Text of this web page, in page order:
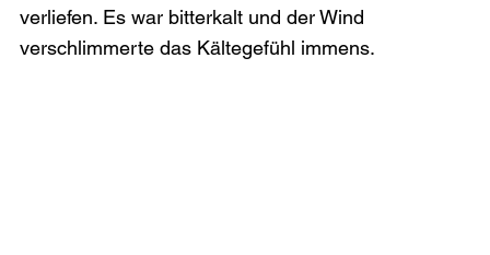
verliefen. Es war bitterkalt und der Wind
verschlimmerte das Kältegefühl immens.